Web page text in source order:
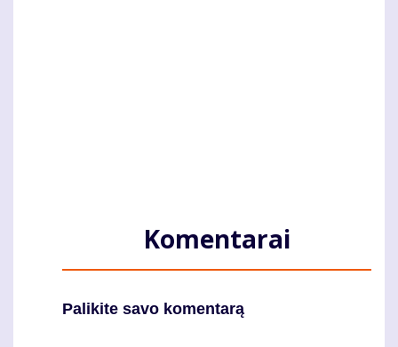
Komentarai
Palikite savo komentarą